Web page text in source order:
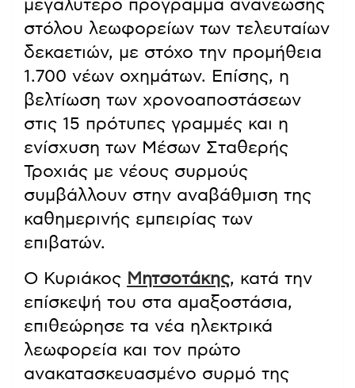
μεγαλύτερο πρόγραμμα ανανέωσης
στόλου λεωφορείων των τελευταίων
δεκαετιών, με στόχο την προμήθεια
1.700 νέων οχημάτων. Επίσης, η
βελτίωση των χρονοαποστάσεων
στις 15 πρότυπες γραμμές και η
ενίσχυση των Μέσων Σταθερής
Τροχιάς με νέους συρμούς
συμβάλλουν στην αναβάθμιση της
καθημερινής εμπειρίας των
επιβατών.
Ο Κυριάκος Μητσοτάκης, κατά την
επίσκεψή του στα αμαξοστάσια,
επιθεώρησε τα νέα ηλεκτρικά
λεωφορεία και τον πρώτο
ανακατασκευασμένο συρμό της